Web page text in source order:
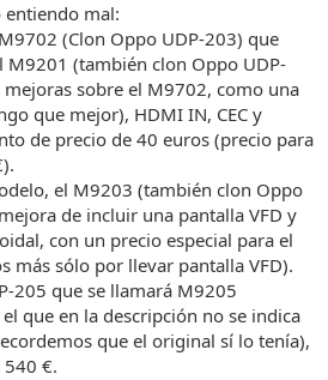
entiendo mal:
(Clon Oppo UDP-203) que
M9201 (también clon Oppo UDP-
sobre el M9702, como una
que mejor), HDMI IN, CEC y
de precio de 40 euros (precio para
el M9203 (también clon Oppo
de incluir una pantalla VFD y
con un precio especial para el
más sólo por llevar pantalla VFD).
205 que se llamará M9205
que en la descripción no se indica
que el original sí lo tenía),
€.